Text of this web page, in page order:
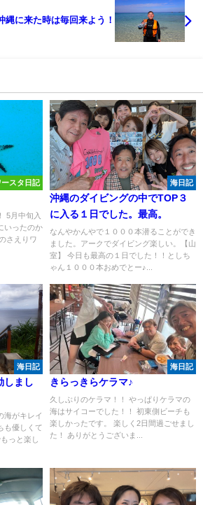
縄に来た時は毎回来よう！
ースタ日記
5月中旬入
いったのか
さえりワ
海日記
沖縄のダイビングの中でTOP３
に入る１日でした。最高。
なんやかんやで１０００本潜ることができ
ました。アークでダイビング楽しい。【山
室】 今日も最高の１日でした！！としち
ゃん１０００本おめでとー♪...
海日記
しまし
海がキレイ
も優しくて
っと楽し
海日記
きらっきらケラマ♪
久しぶりのケラマ！！ やっぱりケラマの
海はサイコーでした！！ 初東側ビーチも
楽しかったです。 楽しく2日間過ごせまし
た！ ありがとうございま...